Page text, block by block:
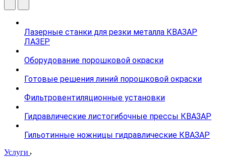
Лазерные станки для резки металла КВАЗАР
ЛАЗЕР
Оборудование порошковой окраски
Готовые решения линий порошковой окраски
Фильтровентиляционные установки
Гидравлические листогибочные прессы КВАЗАР
Гильотинные ножницы гидравлические КВАЗАР
Услуги